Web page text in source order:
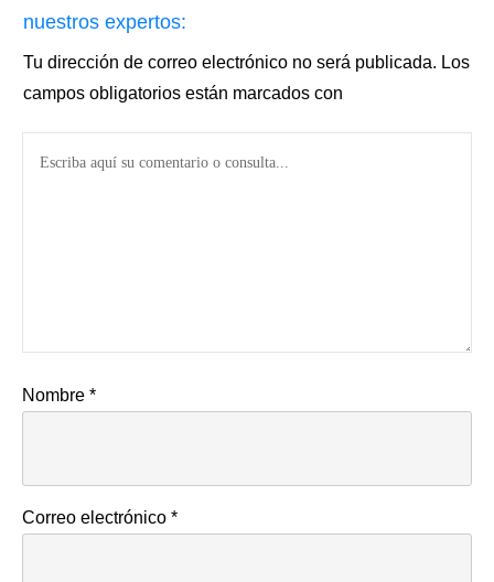
nuestros expertos:
Tu dirección de correo electrónico no será publicada. Los
campos obligatorios están marcados con
Nombre *
Correo electrónico *